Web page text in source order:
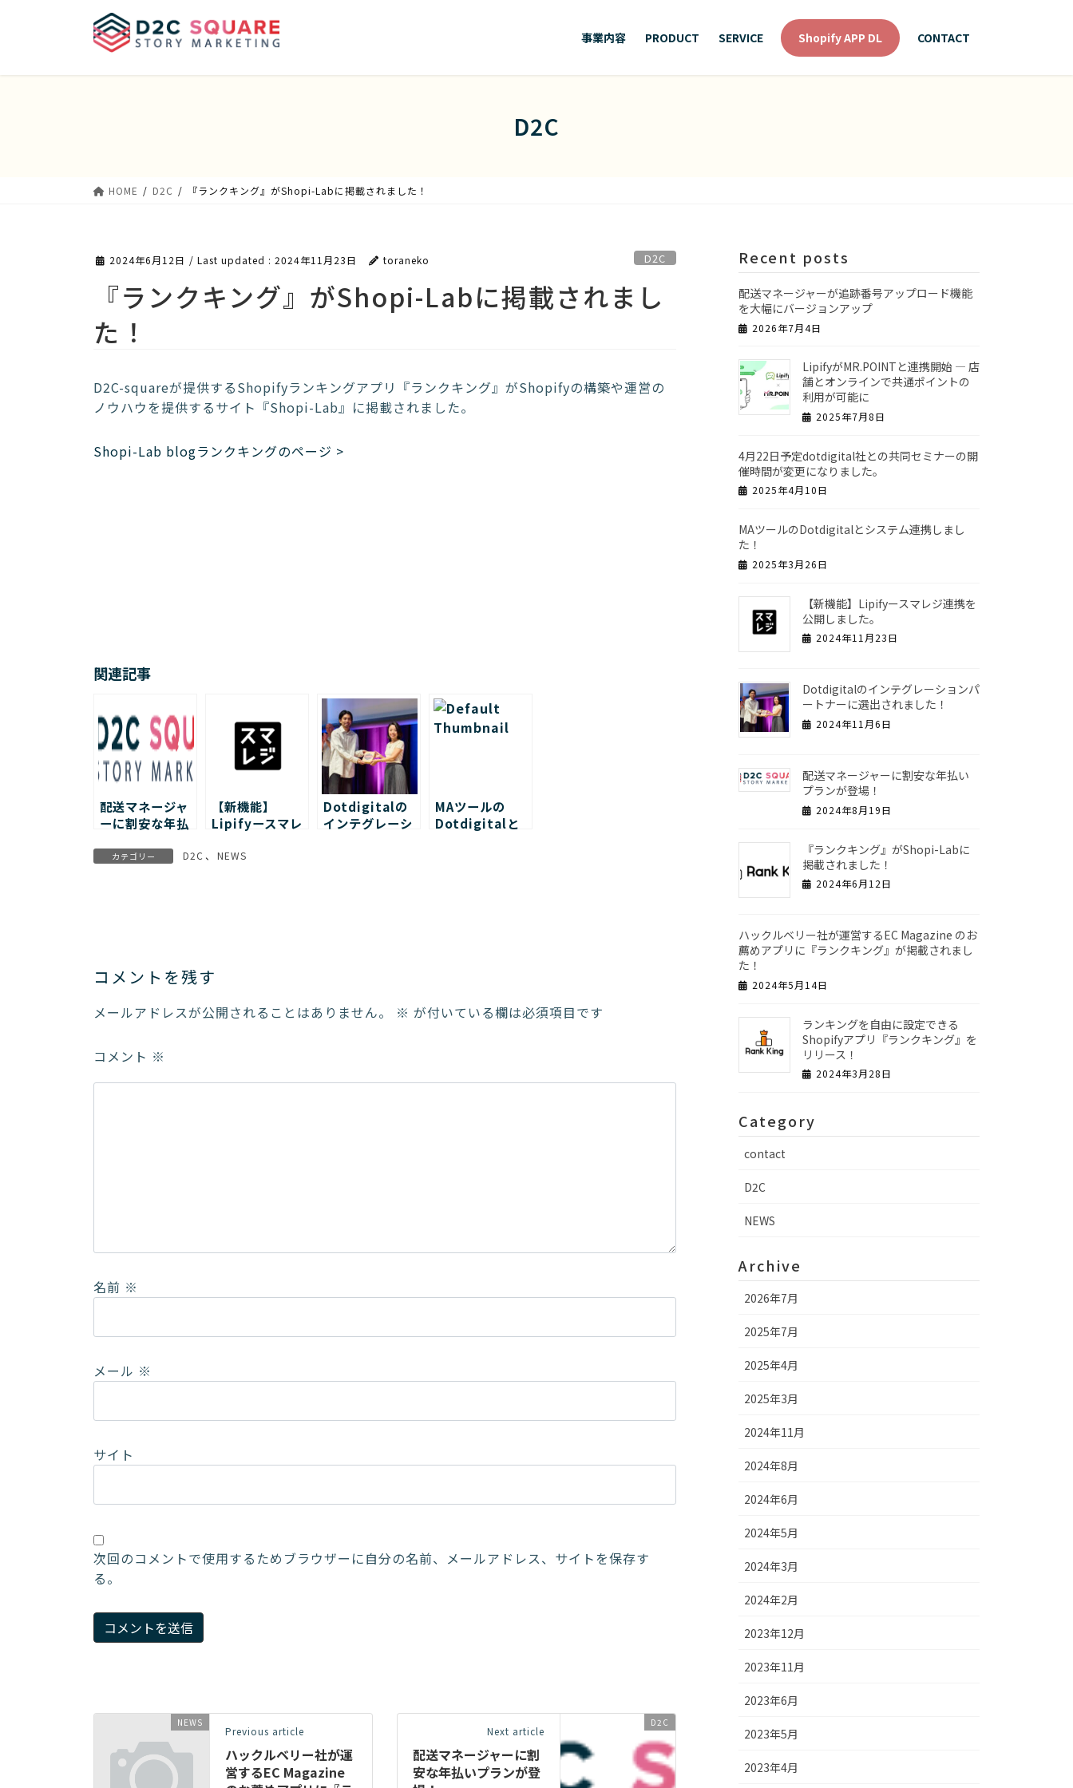
事業内容 PRODUCT SERVICE Shopify APP DL CONTACT
D2C
HOME D2C 『ランクキング』がShopi-Labに掲載されました！
2024年6月12日 / Last updated : 2024年11月23日 toraneko D2C
『ランクキング』がShopi-Labに掲載されまし
た！
D2C-squareが提供するShopifyランキングアプリ『ランクキング』がShopifyの構築や運営の
ノウハウを提供するサイト『Shopi-Lab』に掲載されました。
Shopi-Lab blogランクキングのページ >
関連記事
配送マネージャ
ーに割安な年払
場！
【新機能】
Lipifyースマレ
ました。
Dotdigitalの
インテグレーシ
MAツールの
Dotdigitalと
カテゴリー D2C 、 NEWS
コメントを残す
メールアドレスが公開されることはありません。 ※ が付いている欄は必須項目です
コメント ※
名前 ※
メール ※
サイト
次回のコメントで使用するためブラウザーに自分の名前、メールアドレス、サイトを保存す
る。
NEWS
Previous article
ハックルベリー社が運
営するEC Magazine
D2C
Next article
配送マネージャーに割
安な年払いプランが登
Recent posts
配送マネージャーが追跡番号アップロード機能
を大幅にバージョンアップ
2026年7月4日
LipifyがMR.POINTと連携開始 ― 店
舗とオンラインで共通ポイントの
利用が可能に
2025年7月8日
4月22日予定dotdigital社との共同セミナーの開
催時間が変更になりました。
2025年4月10日
MAツールのDotdigitalとシステム連携しまし
た！
2025年3月26日
【新機能】Lipifyースマレジ連携を
公開しました。
2024年11月23日
Dotdigitalのインテグレーションパ
ートナーに選出されました！
2024年11月6日
配送マネージャーに割安な年払い
プランが登場！
2024年8月19日
『ランクキング』がShopi-Labに
掲載されました！
2024年6月12日
ハックルベリー社が運営するEC Magazine のお
薦めアプリに『ランクキング』が掲載されまし
た！
2024年5月14日
ランキングを自由に設定できる
Shopifyアプリ『ランクキング』を
リリース！
2024年3月28日
Category
contact
D2C
NEWS
Archive
2026年7月
2025年7月
2025年4月
2025年3月
2024年11月
2024年8月
2024年6月
2024年5月
2024年3月
2024年2月
2023年12月
2023年11月
2023年6月
2023年5月
2023年4月